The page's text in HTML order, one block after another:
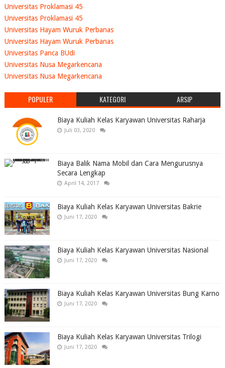
Universitas Proklamasi 45
Universitas Proklamasi 45
Universitas Hayam Wuruk Perbanas
Universitas Hayam Wuruk Perbanas
Universitas Panca BUdi
Universitas Nusa Megarkencana
Universitas Nusa Megarkencana
POPULER KATEGORI ARSIP
Biaya Kuliah Kelas Karyawan Universitas Raharja
Juli 03, 2020
Biaya Balik Nama Mobil dan Cara Mengurusnya
Secara Lengkap
April 14, 2017
Biaya Kuliah Kelas Karyawan Universitas Bakrie
Juni 17, 2020
Biaya Kuliah Kelas Karyawan Universitas Nasional
Juni 17, 2020
Biaya Kuliah Kelas Karyawan Universitas Bung Karno
Juni 17, 2020
Biaya Kuliah Kelas Karyawan Universitas Trilogi
Juni 17, 2020